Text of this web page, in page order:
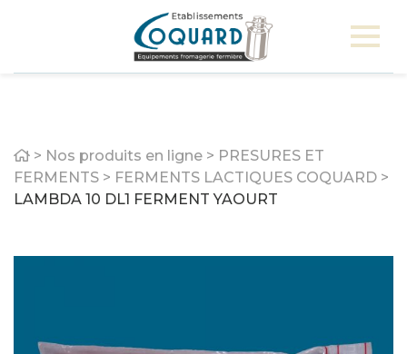
Home
> Nos produits en ligne > PRESURES ET
FERMENTS > FERMENTS LACTIQUES COQUARD >
LAMBDA 10 DL1 FERMENT YAOURT